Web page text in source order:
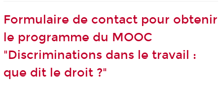
Formulaire de contact pour obtenir
le programme du MOOC
"Discriminations dans le travail :
que dit le droit ?"